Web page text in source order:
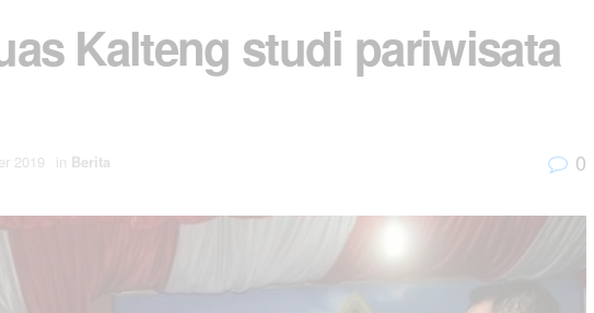
Kalteng studi pariwisata
2019 in Berita 0